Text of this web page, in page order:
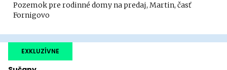
Pozemok pre rodinné domy na predaj, Martin, časť
Fornigovo
EXKLUZÍVNE